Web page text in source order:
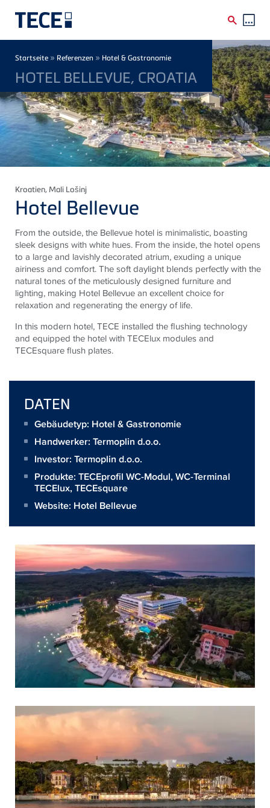
Breadcrumb
Startseite » Referenzen » Hotel & Gastronomie
HOTEL BELLEVUE, CROATIA
Kroatien, Mali Lošinj
Hotel Bellevue
From the outside, the Bellevue hotel is minimalistic, boasting
sleek designs with white hues. From the inside, the hotel opens
to a large and lavishly decorated atrium, exuding a unique
airiness and comfort. The soft daylight blends perfectly with the
natural tones of the meticulously designed furniture and
lighting, making Hotel Bellevue an excellent choice for
relaxation and regenerating the energy of life.
In this modern hotel,TECE installed the flushing technology
and equipped the hotel withTECElux modules and
TECEsquare flush plates.
DATEN
Gebäudetyp: Hotel & Gastronomie
Handwerker: Termoplin d.o.o.
Investor: Termoplin d.o.o.
Produkte: TECEprofil WC-Modul,WC-Terminal
TECElux,TECEsquare
Website: Hotel Bellevue